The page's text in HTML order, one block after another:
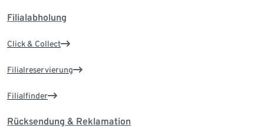
Filialabholung
Click & Collect
Filialreservierung
Filialfinder
Rücksendung & Reklamation